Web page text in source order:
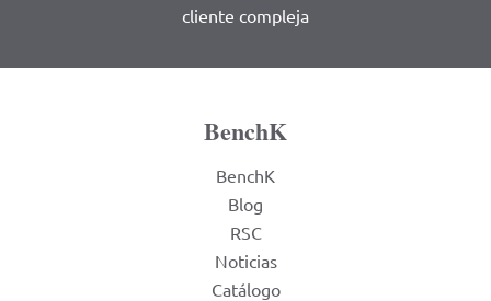
cliente compleja
BenchK
BenchK
Blog
RSC
Noticias
Catálogo